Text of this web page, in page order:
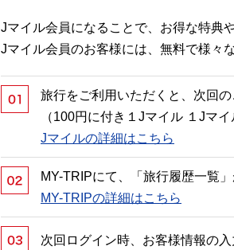
Jマイル会員になることで、お得な特典
Jマイル会員のお客様には、無料で様々
旅行をご利用いただくと、次回
（100円に付き１Jマイル １Jマ
Jマイルの詳細はこちら
MY-TRIPにて、「旅行履歴一覧」
MY-TRIPの詳細はこちら
次回ログイン時、お客様情報の入